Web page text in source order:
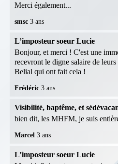
Merci également...
smsc 3 ans
L’imposteur soeur Lucie
Bonjour, et merci ! C'est une
recevront le digne salaire de
Belial qui ont fait cela !
Frédéric 3 ans
Visibilité, baptême, et
bien dit, les MHFM, je suis
Marcel 3 ans
L’imposteur soeur Lucie